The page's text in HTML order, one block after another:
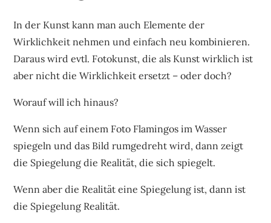
In der Kunst kann man auch Elemente der
Wirklichkeit nehmen und einfach neu kombinieren.
Daraus wird evtl. Fotokunst, die als Kunst wirklich ist
aber nicht die Wirklichkeit ersetzt – oder doch?
Worauf will ich hinaus?
Wenn sich auf einem Foto Flamingos im Wasser
spiegeln und das Bild rumgedreht wird, dann zeigt
die Spiegelung die Realität, die sich spiegelt.
Wenn aber die Realität eine Spiegelung ist, dann ist
die Spiegelung Realität.